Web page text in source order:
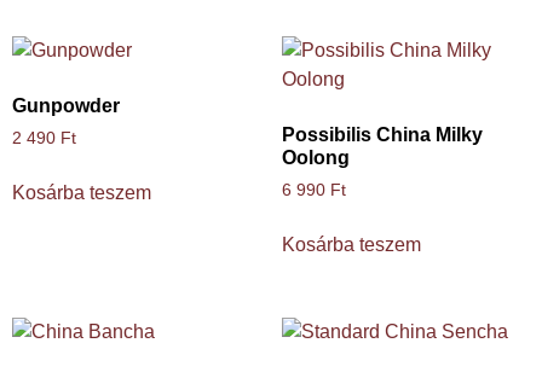
Gunpowder
2 490 Ft
Kosárba teszem
Possibilis China Milky
Oolong
6 990 Ft
Kosárba teszem